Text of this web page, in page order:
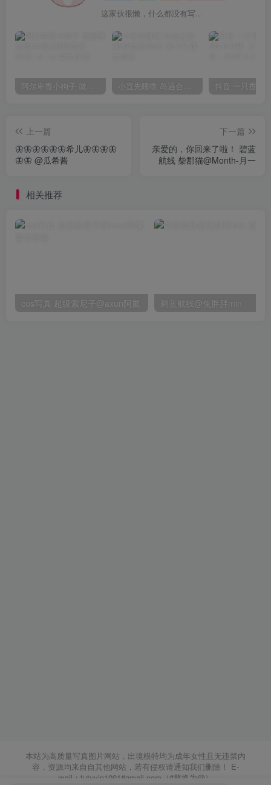
这家伙很懒，什么都没有写...
阿尔卑香小狗子 微密圈合集[40套][持续更新2023.12.14] 小宣先睡噜 岛遇合集[持续更新2025.08.27]
上一篇
🦋🦋🦋🦋🦋🦋希儿🦋🦋🦋🦋
🦋🦋 ​​​@瓜希酱
下一篇
亲爱的，你回来了啦！ 碧蓝
航线 柴郡猫@Month-月一
相关推荐
cos写真 超级索尼子@axun阿薰 碧蓝航线@兔胖胖min
本站为高质量写真图片网站，出境模特均为成年女性且无违禁内
容，资源均来自自其他网站，若有侵权请通知我们删除！ E-
mail：tutuvip1001#gmail.com（#替换为@）